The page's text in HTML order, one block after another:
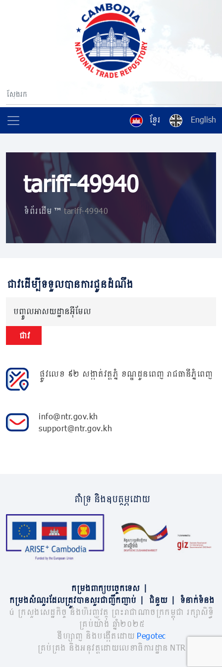
ខ្មែរ English
tariff-49940
ទំព័រដើម» tariff-49940
ជាវដើម្បីទទួលបានការជូនដំណឹង
បញ្ចូលអាសយដ្ឋានអ៊ីមែល
ជាវ
ផ្លូវលេខ ៩២ សង្កាត់វត្តភ្នំ ខណ្ឌដូនពេញ រាជធានីភ្នំពេញ
info@ntr.gov.kh
support@ntr.gov.kh
គាំទ្រ និងឧបត្ថម្ភដោយ
កម្រងពាក្យបច្ចេកទេស
កម្រងសំណួរដែលត្រូវបានសួរជាញឹកញាប់
ជំនួយ
ទំនាក់ទំនង
© ក្រសួងសេដ្ឋកិច្ច និងហិរញ្ញវត្ថុ ព្រះរាជាណាចក្រកម្ពុជា រក្សាសិទ្ធិ
គ្រប់យ៉ាង ឆ្នាំ២០២៥
ឌីហ្សាញ និងបង្កើតដោយ Pegotec
គ្រប់គ្រង និងអនុវត្តដោយលេខាធិការដ្ឋាន NTR